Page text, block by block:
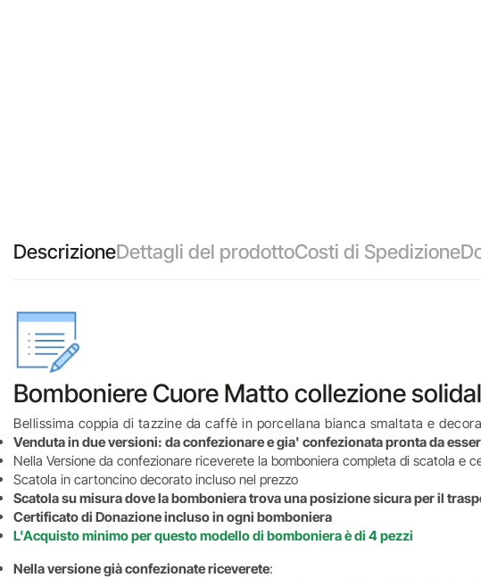
DescrizioneDettagli del prodottoCosti di Spedizione
Bomboniere Cuore Matto collezione
Bellissima coppia di tazzine da caffè in porcellana bianca smaltata e
Venduta in due versioni: da confezionare e gia' confezionata pronta da
Nella Versione da confezionare riceverete la bomboniera completa di scatola e
Scatola in cartoncino decorato incluso nel prezzo
Scatola su misura dove la bomboniera trova una posizione sicura per il
Certificato di Donazione incluso in ogni bomboniera
L'Acquisto minimo per questo modello di bomboniera è di 4 pezzi
Nella versione già confezionate riceverete: